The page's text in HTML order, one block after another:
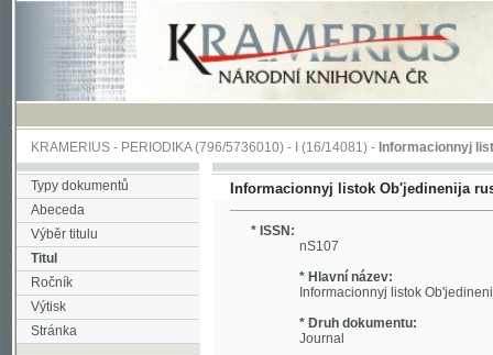
KRAMERIUS-PERIODIKA(796/5736010) -I(16/14081) -Informacionnyj listok
Typy dokumentů
Abeceda
Výběr titulu
Titul
Ročník
Výtisk
Stránka
Informacionnyj listok Ob'jedinenija russkoj
* ISSN:
nS107
* Hlavní název:
* Druh dokumentu:
* Název vydavatele: